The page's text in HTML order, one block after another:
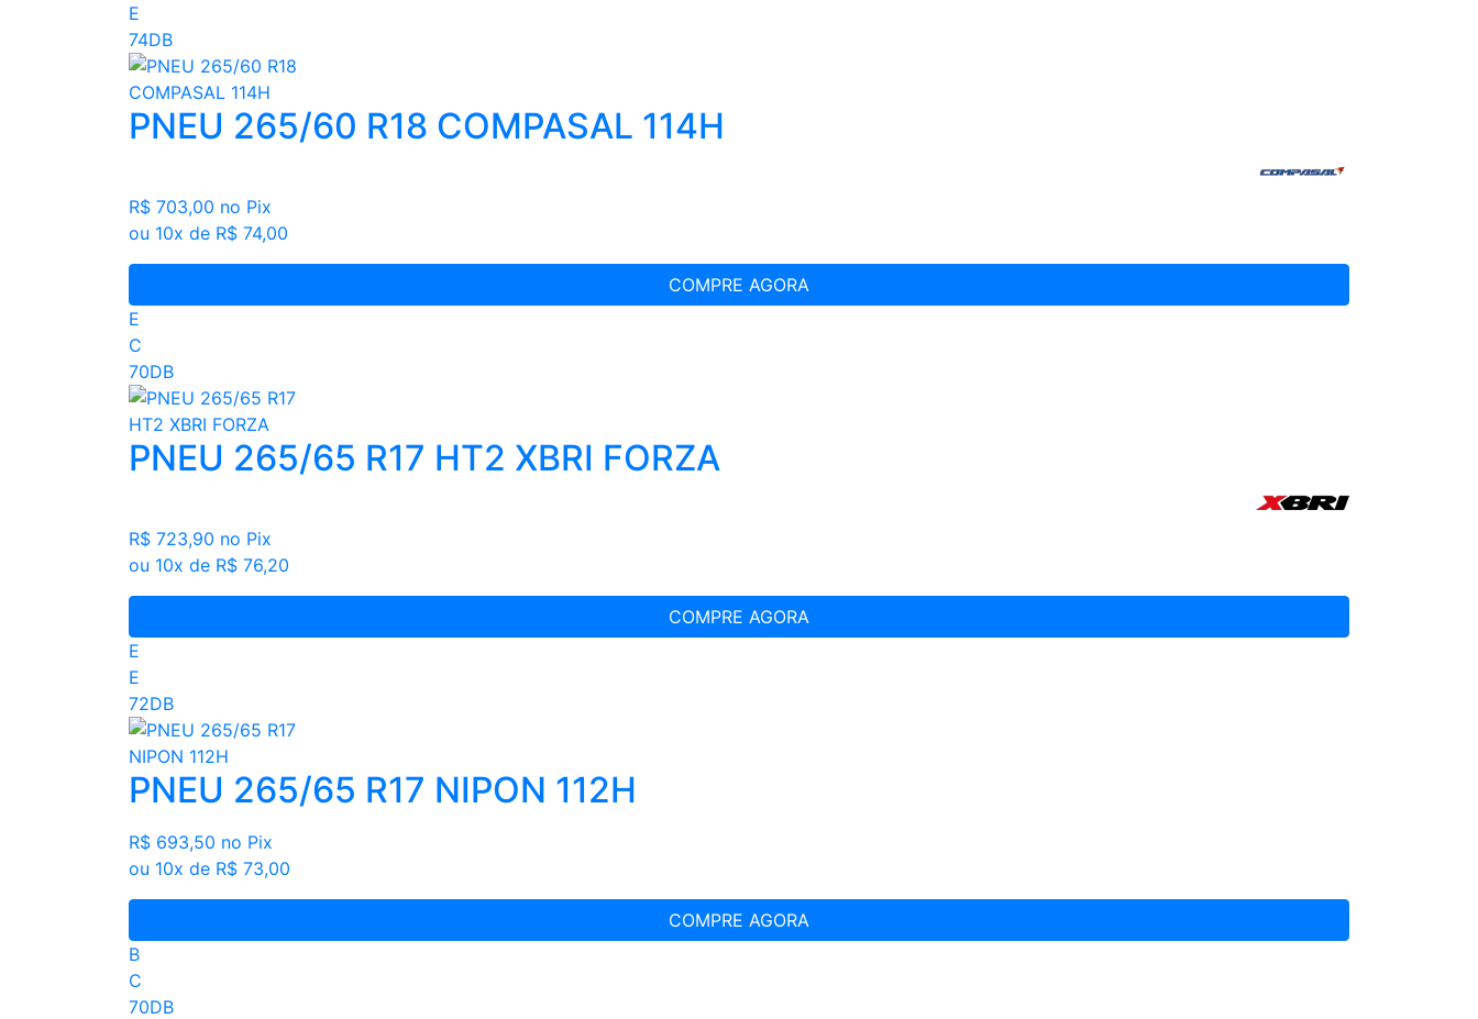
E
74DB
PNEU 265/60 R18 COMPASAL 114H
R$ 703,00 no Pix
ou 10x de R$ 74,00
COMPRE AGORA
E
C
70DB
PNEU 265/65 R17 HT2 XBRI FORZA
R$ 723,90 no Pix
ou 10x de R$ 76,20
COMPRE AGORA
E
E
72DB
PNEU 265/65 R17 NIPON 112H
R$ 693,50 no Pix
ou 10x de R$ 73,00
COMPRE AGORA
B
C
70DB